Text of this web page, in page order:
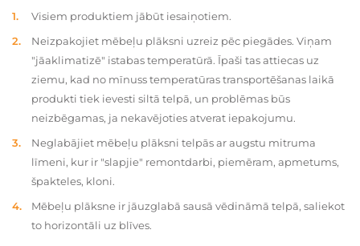
Visiem produktiem jābūt iesaiņotiem.
Neizpakojiet mēbeļu plāksni uzreiz pēc piegādes. Viņam
"jāaklimatizē" istabas temperatūrā. Īpaši tas attiecas uz
ziemu, kad no mīnuss temperatūras transportēšanas laikā
produkti tiek ievesti siltā telpā, un problēmas būs
neizbēgamas, ja nekavējoties atverat iepakojumu.
Neglabājiet mēbeļu plāksni telpās ar augstu mitruma
līmeni, kur ir "slapjie" remontdarbi, piemēram, apmetums,
špakteles, kloni.
Mēbeļu plāksne ir jāuzglabā sausā vēdināmā telpā, saliekot
to horizontāli uz blīves.